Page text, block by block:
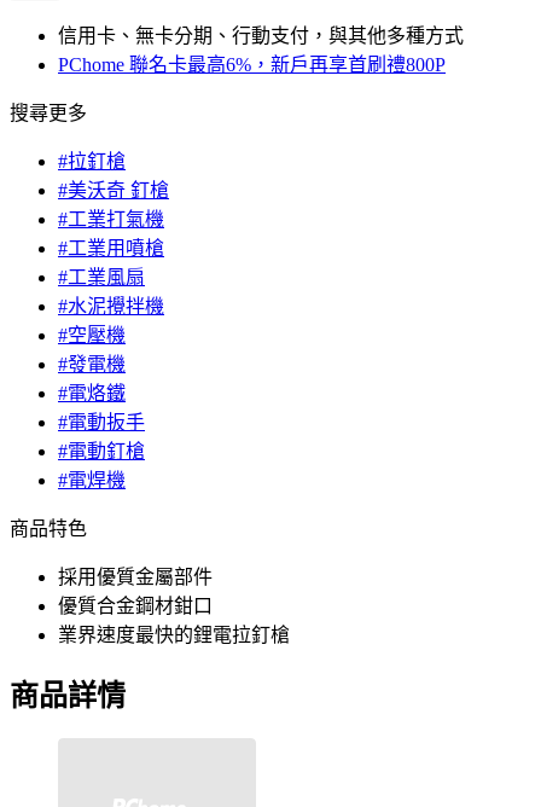
信用卡、無卡分期、行動支付，與其他多種方式
PChome 聯名卡最高6%，新戶再享首刷禮800P
搜尋更多
#拉釘槍
#美沃奇 釘槍
#工業打氣機
#工業用噴槍
#工業風扇
#水泥攪拌機
#空壓機
#發電機
#電烙鐵
#電動扳手
#電動釘槍
#電焊機
商品特色
採用優質金屬部件
優質合金鋼材鉗口
業界速度最快的鋰電拉釘槍
商品詳情